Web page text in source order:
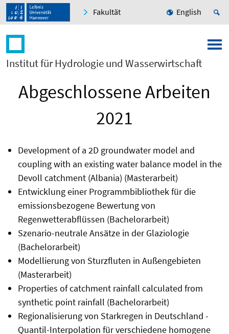
Fakultät English
Institut für Hydrologie und Wasserwirtschaft
Abgeschlossene Arbeiten
2021
Development of a 2D groundwater model and
coupling with an existing water balance model in the
Devoll catchment (Albania) (Masterarbeit)
Entwicklung einer Programmbibliothek für die
emissionsbezogene Bewertung von
Regenwetterabflüssen (Bachelorarbeit)
Szenario-neutrale Ansätze in der Glaziologie
(Bachelorarbeit)
Modellierung von Sturzfluten in Außengebieten
(Masterarbeit)
Properties of catchment rainfall calculated from
synthetic point rainfall (Bachelorarbeit)
Regionalisierung von Starkregen in Deutschland -
Quantil-Interpolation für verschiedene homogene